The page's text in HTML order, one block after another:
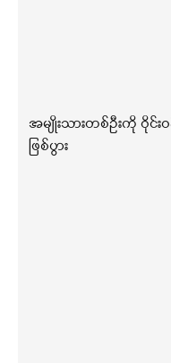
အမျိုးသားတစ်ဦးကို ဝိုင်း
ဖြစ်ပွား